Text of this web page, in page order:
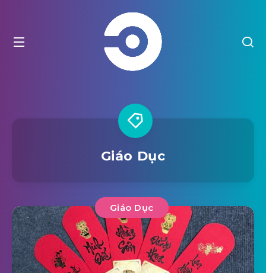
Giáo Dục
Giáo Dục